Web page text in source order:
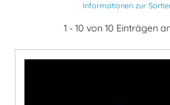
Informationen zur
1 - 10 von 10 Einträgen